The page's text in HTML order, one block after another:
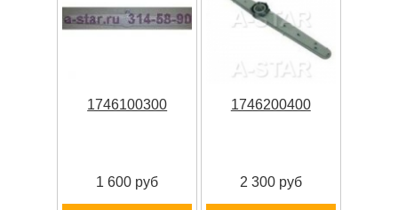
1746100300
1 600 руб
1746200400
2 300 руб